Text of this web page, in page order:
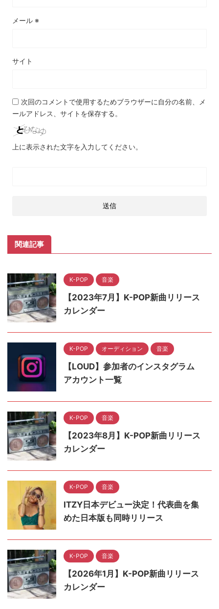
メール ※
サイト
次回のコメントで使用するためブラウザーに自分の名前、メ
ールアドレス、サイトを保存する。
上に表示された文字を入力してください。
関連記事
K-POP 音楽
【2023年7月】K-POP新曲リリース
カレンダー
K-POP オーディション 音楽
【LOUD】参加者のインスタグラム
アカウント一覧
K-POP 音楽
【2023年8月】K-POP新曲リリース
カレンダー
K-POP 音楽
ITZY日本デビュー決定！代表曲を集
めた日本版も同時リリース
K-POP 音楽
【2026年1月】K-POP新曲リリース
カレンダー